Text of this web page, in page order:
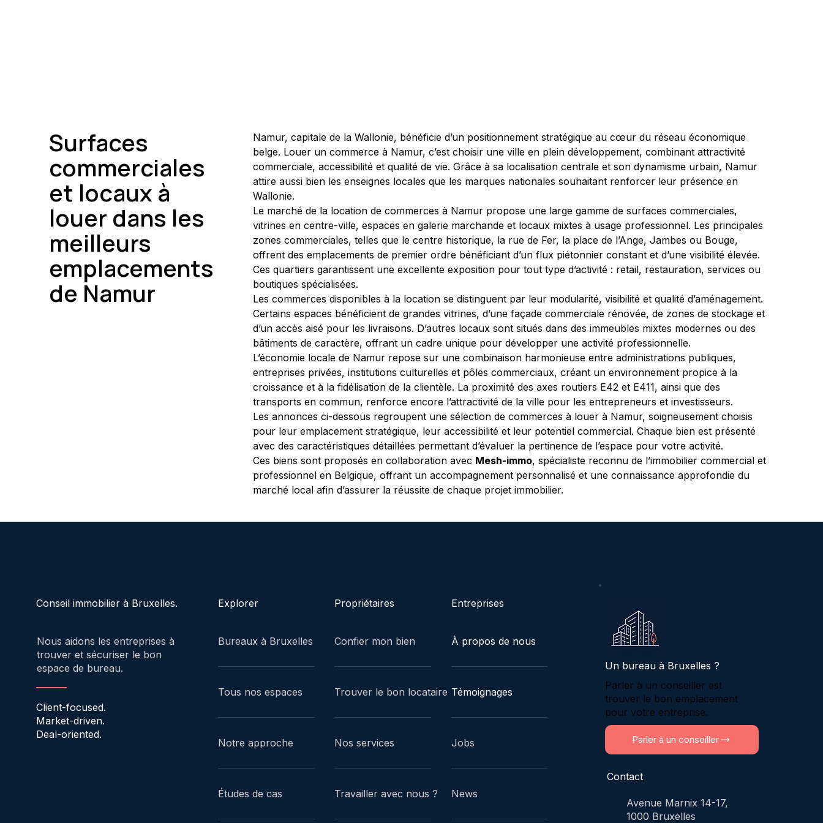
Surfaces
commerciales
et locaux à
louer dans les
meilleurs
emplacements
de Namur
Namur, capitale de la Wallonie, bénéficie d’un positionnement stratégique au cœur du réseau économique
belge. Louer un commerce à Namur, c’est choisir une ville en plein développement, combinant attractivité
commerciale, accessibilité et qualité de vie. Grâce à sa localisation centrale et son dynamisme urbain, Namur
attire aussi bien les enseignes locales que les marques nationales souhaitant renforcer leur présence en
Wallonie.
Le marché de la location de commerces à Namur propose une large gamme de surfaces commerciales,
vitrines en centre-ville, espaces en galerie marchande et locaux mixtes à usage professionnel. Les principales
zones commerciales, telles que le centre historique, la rue de Fer, la place de l’Ange, Jambes ou Bouge,
offrent des emplacements de premier ordre bénéficiant d’un flux piétonnier constant et d’une visibilité élevée.
Ces quartiers garantissent une excellente exposition pour tout type d’activité : retail, restauration, services ou
boutiques spécialisées.
Les commerces disponibles à la location se distinguent par leur modularité, visibilité et qualité d’aménagement.
Certains espaces bénéficient de grandes vitrines, d’une façade commerciale rénovée, de zones de stockage et
d’un accès aisé pour les livraisons. D’autres locaux sont situés dans des immeubles mixtes modernes ou des
bâtiments de caractère, offrant un cadre unique pour développer une activité professionnelle.
L’économie locale de Namur repose sur une combinaison harmonieuse entre administrations publiques,
entreprises privées, institutions culturelles et pôles commerciaux, créant un environnement propice à la
croissance et à la fidélisation de la clientèle. La proximité des axes routiers E42 et E411, ainsi que des
transports en commun, renforce encore l’attractivité de la ville pour les entrepreneurs et investisseurs.
Les annonces ci-dessous regroupent une sélection de commerces à louer à Namur, soigneusement choisis
pour leur emplacement stratégique, leur accessibilité et leur potentiel commercial. Chaque bien est présenté
avec des caractéristiques détaillées permettant d’évaluer la pertinence de l’espace pour votre activité.
Ces biens sont proposés en collaboration avec Mesh-immo, spécialiste reconnu de l’immobilier commercial et
professionnel en Belgique, offrant un accompagnement personnalisé et une connaissance approfondie du
marché local afin d’assurer la réussite de chaque projet immobilier.
Conseil immobilier à Bruxelles.
Nous aidons les entreprises à
trouver et sécuriser le bon
espace de bureau.
Client-focused.
Market-driven.
Deal-oriented.
Explorer
Bureaux à Bruxelles
Tous nos espaces
Notre approche
Études de cas
Propriétaires
Confier mon bien
Trouver le bon locataire
Nos services
Travailler avec nous ?
Entreprises
À propos de nous
Témoignages
Jobs
News
Contact
Avenue Marnix 14-17,
1000 Bruxelles
Un bureau à Bruxelles ?
Parler à un conseiller est
trouver le bon emplacement
pour votre entreprise.
Parler à un conseiller